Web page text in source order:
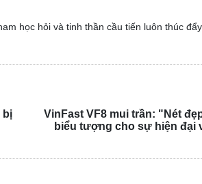
học hỏi và tinh thần cầu tiến luôn thúc
bị
VinFast VF8 mui trần: "Nét
biểu tượng cho sự hiện đại